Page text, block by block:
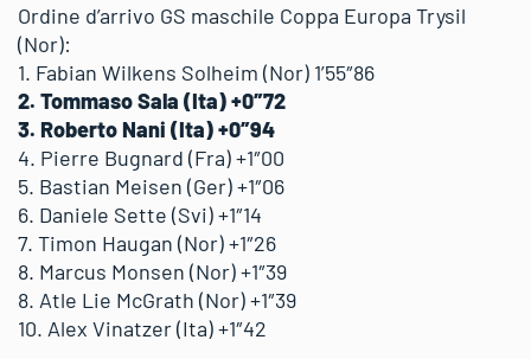
Ordine d’arrivo GS maschile Coppa Europa Trysil
(Nor):
1. Fabian Wilkens Solheim (Nor) 1’55″86
2. Tommaso Sala (Ita) +0″72
3. Roberto Nani (Ita) +0″94
4. Pierre Bugnard (Fra) +1″00
5. Bastian Meisen (Ger) +1″06
6. Daniele Sette (Svi) +1″14
7. Timon Haugan (Nor) +1″26
8. Marcus Monsen (Nor) +1″39
8. Atle Lie McGrath (Nor) +1″39
10. Alex Vinatzer (Ita) +1″42